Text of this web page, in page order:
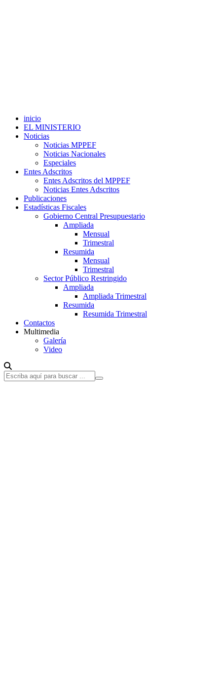
inicio
EL MINISTERIO
Noticias
Noticias MPPEF
Noticias Nacionales
Especiales
Entes Adscritos
Entes Adscritos del MPPEF
Noticias Entes Adscritos
Publicaciones
Estadísticas Fiscales
Gobierno Central Presupuestario
Ampliada
Mensual
Trimestral
Resumida
Mensual
Trimestral
Sector Público Restringido
Ampliada
Ampliada Trimestral
Resumida
Resumida Trimestral
Contactos
Multimedia
Galería
Video